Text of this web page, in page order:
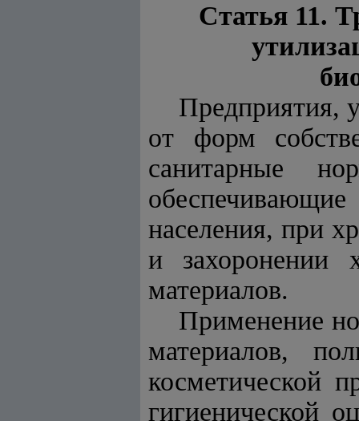
Статья 11.
Предприятия,
от форм
санитарные
населения, при
и захоронении
материалов.
Применение
материалов,
косметической
гигиенической